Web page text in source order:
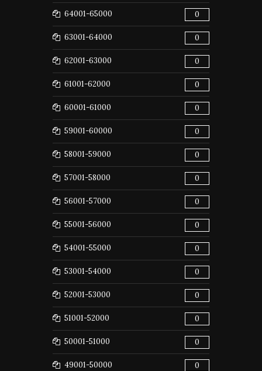
64001-65000 0
63001-64000 0
62001-63000 0
61001-62000 0
60001-61000 0
59001-60000 0
58001-59000 0
57001-58000 0
56001-57000 0
55001-56000 0
54001-55000 0
53001-54000 0
52001-53000 0
51001-52000 0
50001-51000 0
49001-50000 0